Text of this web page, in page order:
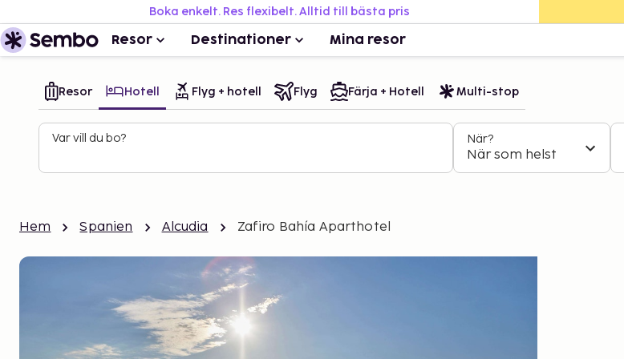
Boka enkelt. Res flexibelt. Alltid till bästa pris
Resor Destinationer Mina resor
Resor Hotell Flyg + hotell Flyg Färja + Hotell Multi-stop
Var vill du bo? När?
När som helst
Hem Spanien Alcudia Zafiro Bahía Aparthotel